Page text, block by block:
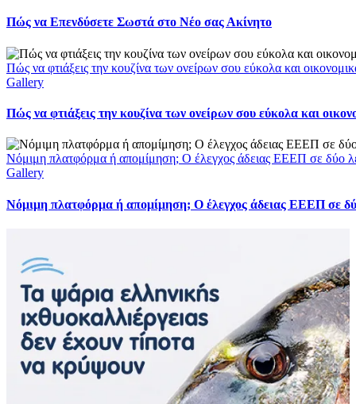
Πώς να Επενδύσετε Σωστά στο Νέο σας Ακίνητο
Πώς να φτιάξεις την κουζίνα των ονείρων σου εύκολα και
Gallery
Πώς να φτιάξεις την κουζίνα των ονείρων σου εύκολα και
Νόμιμη πλατφόρμα ή απομίμηση; Ο έλεγχος άδειας ΕΕΕΠ σε δύο
Gallery
Νόμιμη πλατφόρμα ή απομίμηση; Ο έλεγχος άδειας ΕΕΕΠ σε